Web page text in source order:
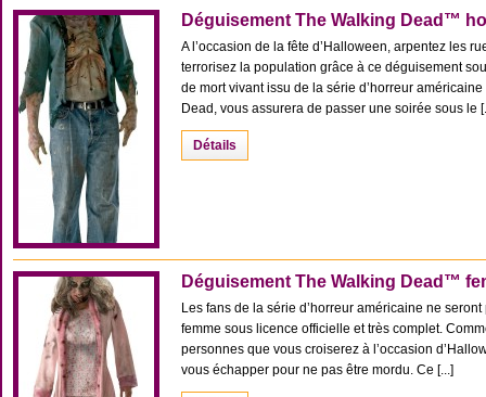
Déguisement The Walking Dead™
A l’occasion de la fête d’Halloween, arpentez les
terrorisez la population grâce à ce déguisement
de mort vivant issu de la série d’horreur
Dead, vous assurera de passer une soirée sous le
Détails
Déguisement The Walking Dead™
Les fans de la série d’horreur américaine ne
femme sous licence officielle et très complet.
personnes que vous croiserez à l’occasion
vous échapper pour ne pas être mordu. Ce [...]